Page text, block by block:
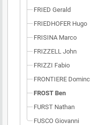
FRIED Gerald
FRIEDHOFER Hugo
FRISINA Marco
FRIZZELL John
FRIZZI Fabio
FRONTIERE Dominc
FROST Ben
FURST Nathan
FUSCO Giovanni